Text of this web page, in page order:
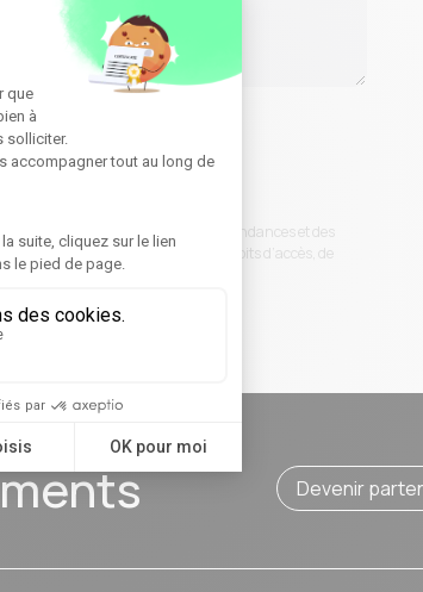
pour vous envoyer le cahier des tendances et des
Vous pouvez exercer vos droits d’accès, de
:Politique de confidentialité
Devenir